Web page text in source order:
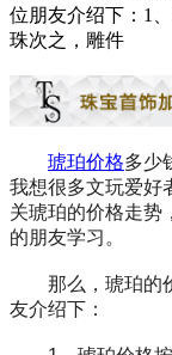
位朋友介绍下：1
珠次之，雕件
琥珀价格多少
我想很多文玩爱好
关琥珀的价格走势
的朋友学习。
那么，琥珀的价
友介绍下：